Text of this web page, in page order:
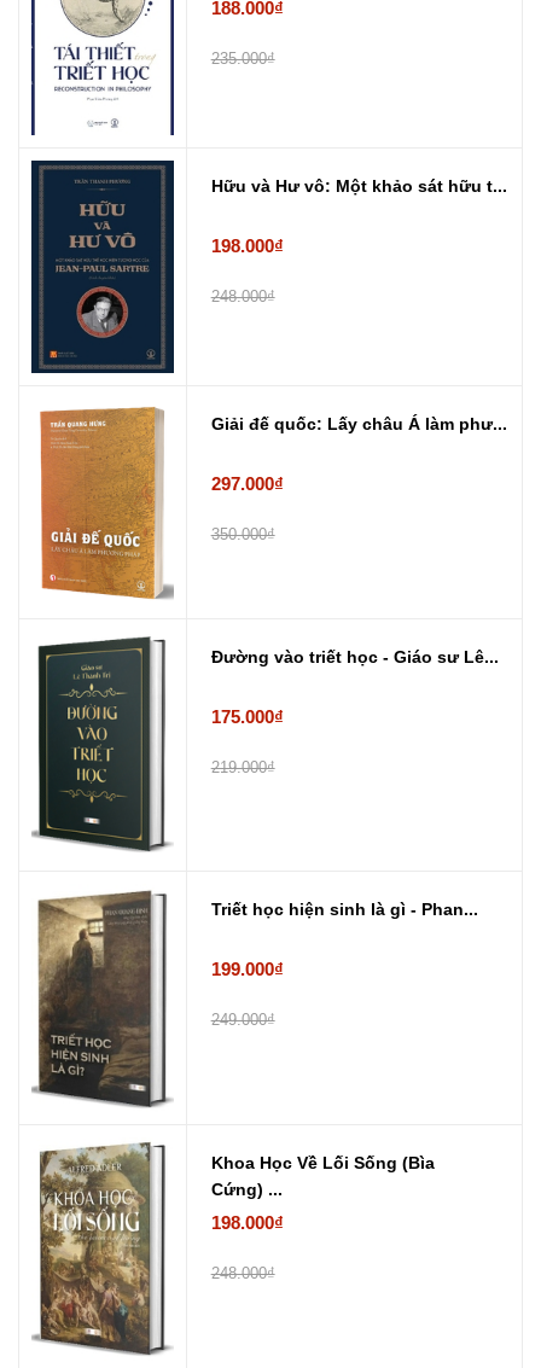
188.000₫
235.000₫
Hữu và Hư vô: Một khảo sát hữu t...
198.000₫
248.000₫
Giải đế quốc: Lấy châu Á làm phư...
297.000₫
350.000₫
Đường vào triết học - Giáo sư Lê...
175.000₫
219.000₫
Triết học hiện sinh là gì - Phan...
199.000₫
249.000₫
Khoa Học Về Lối Sống (Bìa
Cứng) ...
198.000₫
248.000₫